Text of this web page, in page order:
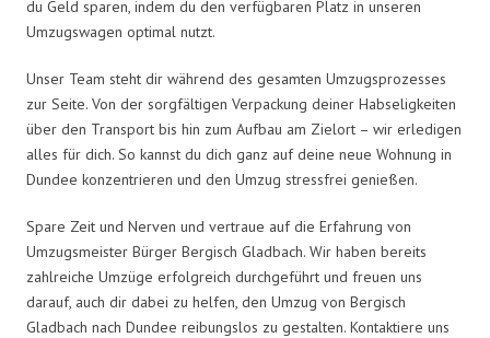
du Geld sparen, indem du den verfügbaren Platz in unseren
Umzugswagen optimal nutzt.
Unser Team steht dir während des gesamten Umzugsprozesses
zur Seite. Von der sorgfältigen Verpackung deiner Habseligkeiten
über den Transport bis hin zum Aufbau am Zielort – wir erledigen
alles für dich. So kannst du dich ganz auf deine neue Wohnung in
Dundee konzentrieren und den Umzug stressfrei genießen.
Spare Zeit und Nerven und vertraue auf die Erfahrung von
Umzugsmeister Bürger Bergisch Gladbach. Wir haben bereits
zahlreiche Umzüge erfolgreich durchgeführt und freuen uns
darauf, auch dir dabei zu helfen, den Umzug von Bergisch
Gladbach nach Dundee reibungslos zu gestalten. Kontaktiere uns